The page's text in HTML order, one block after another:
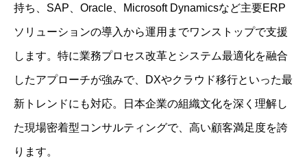
持ち、SAP、Oracle、Microsoft Dynamicsなど主要ERP
ソリューションの導入から運用までワンストップで支援
します。特に業務プロセス改革とシステム最適化を融合
したアプローチが強みで、DXやクラウド移行といった最
新トレンドにも対応。日本企業の組織文化を深く理解し
た現場密着型コンサルティングで、高い顧客満足度を誇
ります。